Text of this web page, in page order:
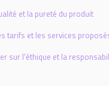
et la pureté du produit
tarifs et les services
sur l'éthique et la